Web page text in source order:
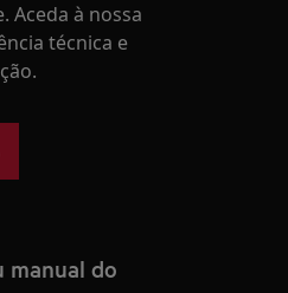
Aceda à nossa
técnica e
manual do